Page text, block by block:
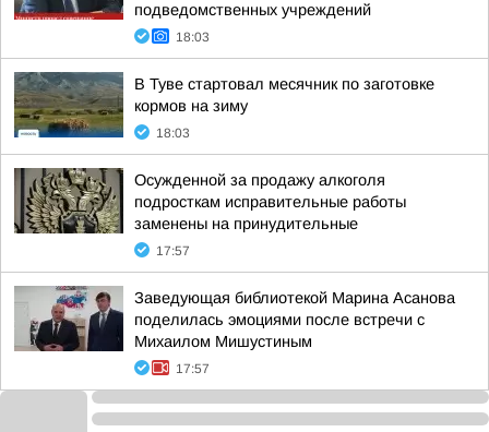
подведомственных учреждений
18:03
В Туве стартовал месячник по заготовке
кормов на зиму
18:03
Осужденной за продажу алкоголя
подросткам исправительные работы
заменены на принудительные
17:57
Заведующая библиотекой Марина Асанова
поделилась эмоциями после встречи с
Михаилом Мишустиным
17:57